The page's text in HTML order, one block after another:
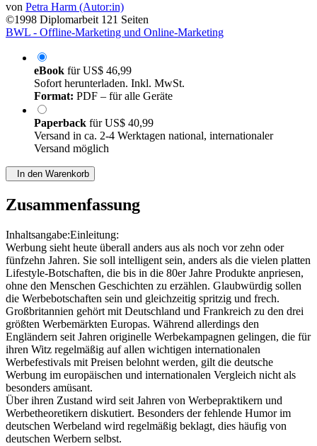
von Petra Harm (Autor:in)
©1998 Diplomarbeit 121 Seiten
BWL - Offline-Marketing und Online-Marketing
eBook fürUS$ 46,99
Sofort herunterladen. Inkl. MwSt.
Format: PDF – für alle Geräte
Paperback fürUS$ 40,99
Versand in ca. 2-4 Werktagen national, internationaler
Versand möglich
In den Warenkorb
Zusammenfassung
Inhaltsangabe:Einleitung:
Werbung sieht heute überall anders aus als noch vor zehn oder
fünfzehn Jahren. Sie soll intelligent sein, anders als die vielen platten
Lifestyle-Botschaften, die bis in die 80er Jahre Produkte anpriesen,
ohne den Menschen Geschichten zu erzählen. Glaubwürdig sollen
die Werbebotschaften sein und gleichzeitig spritzig und frech.
Großbritannien gehört mit Deutschland und Frankreich zu den drei
größten Werbemärkten Europas. Während allerdings den
Engländern seit Jahren originelle Werbekampagnen gelingen, die für
ihren Witz regelmäßig auf allen wichtigen internationalen
Werbefestivals mit Preisen belohnt werden, gilt die deutsche
Werbung im europäischen und internationalen Vergleich nicht als
besonders amüsant.
Über ihren Zustand wird seit Jahren von Werbepraktikern und
Werbetheoretikern diskutiert. Besonders der fehlende Humor im
deutschen Werbeland wird regelmäßig beklagt, dies häufig von
deutschen Werbern selbst.